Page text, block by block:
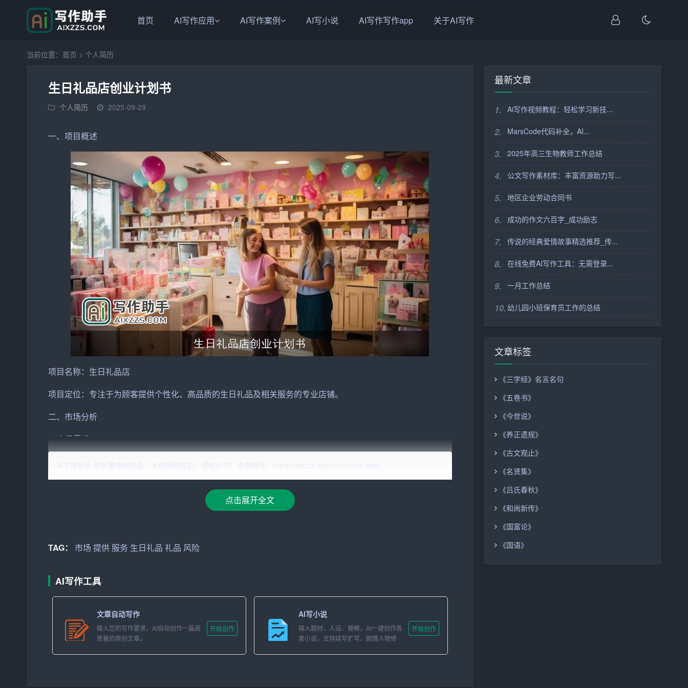
首页 AI写作应用 AI写作案例 AI写小说 AI写作写作app 关于AI写作
当前位置： 首页 > 个人简历
生日礼品店创业计划书
个人简历 2025-09-29
一、项目概述
项目名称： 生日礼品店
项目定位：专注于为顾客提供个性化、高品质的生日礼品及相关服务的专业店铺。
二、 市场分析
1. 市场需求
随着人们生活水平的提高，对于生日礼品的重视程度逐渐增加。生日礼品不仅仅是物质上的表达，更是情感交流
求。因此，开设一家专注于生日礼品的店铺，具有广阔的市场空间。
潜力，预计未来市场规模将不断扩大。
目前市场上主要有以下几种类型的礼品店：
（1）传统礼品店：以销售常规礼品为主，产品种类丰富，但缺乏个性化。
（2）电商平台：通过互联网销售礼品，价格较低，但购物体验较差。
AI写作助手 原创著作权作品，未经授权转载，侵权必究！文章网址：https://aixzzs.com/y6nenvzs.html
点击展开全文
TAG： 市场 提供 服务 生日礼品 礼品 风险
AI写作工具
文章自动写作
输入您的写作要求，AI自动创作一篇高
质量的原创文章。
开始创作
AI写小说
输入题材、人设、梗概，AI一键创作各
类小说，支持续写扩写、剧情人物修
开始创作
最新文章
1. Ai写作视频教程：轻松学习新技...
2. MarsCode代码补全，AI...
3. 2025年高三生物教师工作总结
4. 公文写作素材库：丰富资源助力写...
5. 地区企业劳动合同书
6. 成功的作文六百字_成功励志
7. 传说的经典爱情故事精选推荐_传...
8. 在线免费AI写作工具：无需登录...
9. 一月工作总结
10. 幼儿园小班保育员工作的总结
文章标签
《三字经》名言名句
《五卷书》
《今世说》
《养正遗规》
《古文观止》
《名贤集》
《吕氏春秋》
《和尚新传》
《国富论》
《国语》